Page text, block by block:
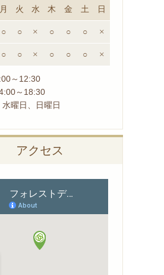
月 火 水 木 金 土 日
○ ○ × ○ ○ ○ ×
○ ○ × ○ ○ ○ ×
～12:30
～18:30
曜日、日曜日
アクセス